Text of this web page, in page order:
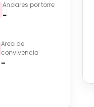
Andares por torre
-
Area de
convivencia
-